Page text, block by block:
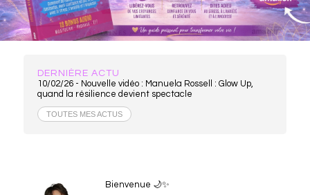
DERNIÈRE ACTU
10/02/26 - Nouvelle vidéo : Manuela Rossell : Glow Up,
quand la résilience devient spectacle
TOUTES MES ACTUS
Bienvenue 🌙✨